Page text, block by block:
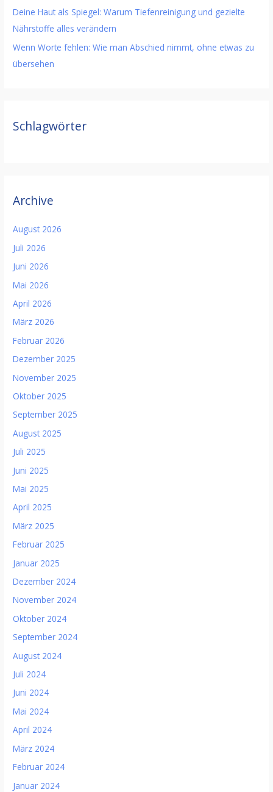
Deine Haut als Spiegel: Warum Tiefenreinigung und gezielte
Nährstoffe alles verändern
Wenn Worte fehlen: Wie man Abschied nimmt, ohne etwas zu
übersehen
Schlagwörter
Archive
August 2026
Juli 2026
Juni 2026
Mai 2026
April 2026
März 2026
Februar 2026
Dezember 2025
November 2025
Oktober 2025
September 2025
August 2025
Juli 2025
Juni 2025
Mai 2025
April 2025
März 2025
Februar 2025
Januar 2025
Dezember 2024
November 2024
Oktober 2024
September 2024
August 2024
Juli 2024
Juni 2024
Mai 2024
April 2024
März 2024
Februar 2024
Januar 2024